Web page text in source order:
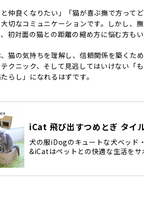
仲良くなりたい」「猫が喜ぶ撫で方って
切なコミュニケーションです。しかし、
初対面の猫との距離の縮め方に悩む方もい
猫の気持ちを理解し、信頼関係を築くた
クニック、そして見逃してはいけない「
らし」になれるはずです。
iCat 飛び出すつめとぎ タイ
犬の服iDogのキュートな犬ベッド
&iCatはペットとの快適な生活をサ